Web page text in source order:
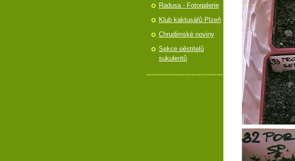
Radusa - Fotogalerie
Klub kaktusářů Plzeň
Chrudimské noviny
Sekce pěstitelů
sukulentů